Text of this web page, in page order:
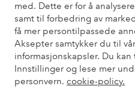
med. Dette er for å
samt til forbedring av
få mer persontilpassede
Aksepter samtykker du til
informasjonskapsler. Du
Innstillinger og lese mer
personvern. cookie-policy.
Kundeservice
Mine sider